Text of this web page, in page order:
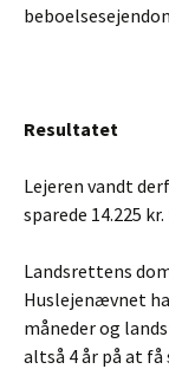
Resultatet
Lejeren vandt
sparede 14.225
Landsrettens
Huslejenævnet
måneder og
altså 4 år på at få